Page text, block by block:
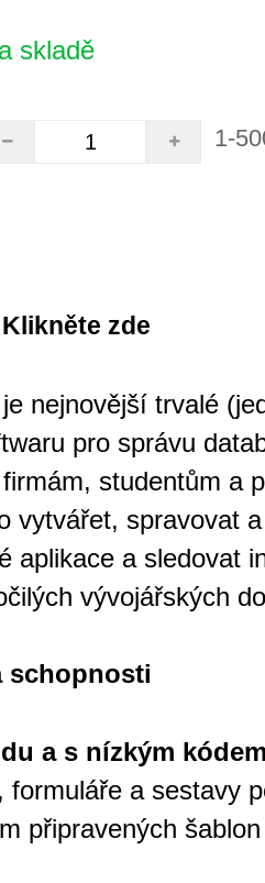
skladě
1-
Klikněte zde
nejnovější trvalé
pro správu
studentům a
vytvářet, spravovat
aplikace a sledovat
vývojářských
schopnosti
a s nízkým
formuláře a sestavy
připravených